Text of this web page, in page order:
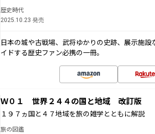
歴史時代
2025.10.23 発売
日本の城や古戦場、武将ゆかりの史跡、展示施
イドする歴史ファン必携の一冊。
Ｗ０１ 世界２４４の国と地域 改訂版
１９７ヵ国と４７地域を旅の雑学とともに解説
旅の図鑑